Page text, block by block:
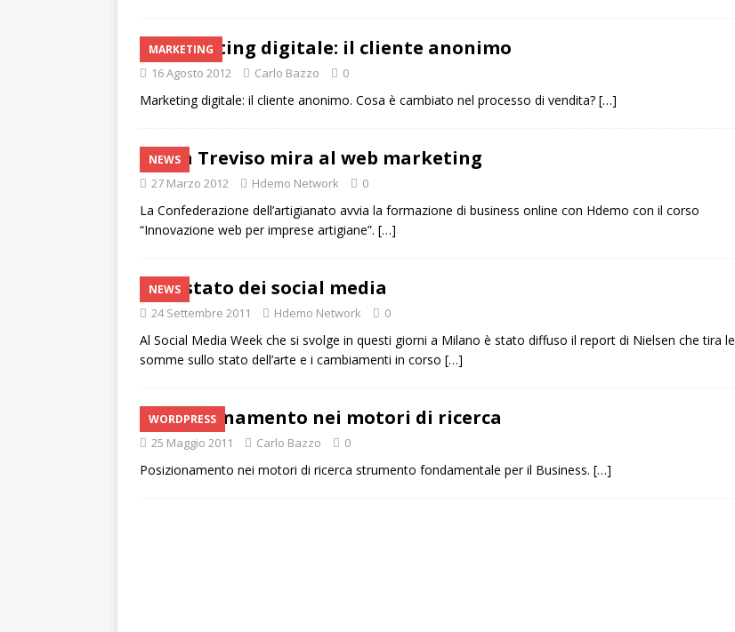
MARKETING
Marketing digitale: il cliente anonimo
16 Agosto 2012 Carlo Bazzo 0
Marketing digitale: il cliente anonimo. Cosa è cambiato nel processo di vendita? […]
NEWS
Cna Treviso mira al web marketing
27 Marzo 2012 Hdemo Network 0
La Confederazione dell’artigianato avvia la formazione di business online con Hdemo con il corso
“Innovazione web per imprese artigiane”. […]
NEWS
Lo stato dei social media
24 Settembre 2011 Hdemo Network 0
Al Social Media Week che si svolge in questi giorni a Milano è stato diffuso il report di Nielsen che tira le
somme sullo stato dell’arte e i cambiamenti in corso […]
WORDPRESS
Posizionamento nei motori di ricerca
25 Maggio 2011 Carlo Bazzo 0
Posizionamento nei motori di ricerca strumento fondamentale per il Business. […]